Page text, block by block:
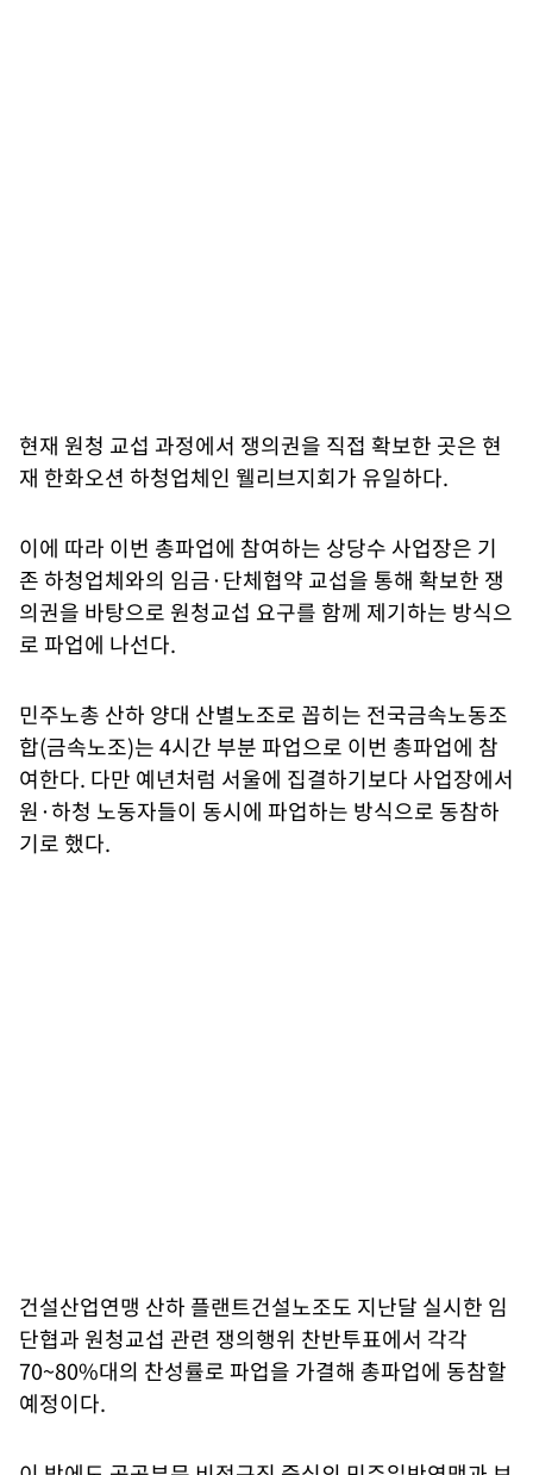
현재 원청 교섭 과정에서 쟁의권을 직접 확보한 곳은 현
재 한화오션 하청업체인 웰리브지회가 유일하다.
이에 따라 이번 총파업에 참여하는 상당수 사업장은 기
존 하청업체와의 임금·단체협약 교섭을 통해 확보한 쟁
의권을 바탕으로 원청교섭 요구를 함께 제기하는 방식으
로 파업에 나선다.
민주노총 산하 양대 산별노조로 꼽히는 전국금속노동조
합(금속노조)는 4시간 부분 파업으로 이번 총파업에 참
여한다. 다만 예년처럼 서울에 집결하기보다 사업장에서
원·하청 노동자들이 동시에 파업하는 방식으로 동참하
기로 했다.
건설산업연맹 산하 플랜트건설노조도 지난달 실시한 임
단협과 원청교섭 관련 쟁의행위 찬반투표에서 각각
70~80%대의 찬성률로 파업을 가결해 총파업에 동참할
예정이다.